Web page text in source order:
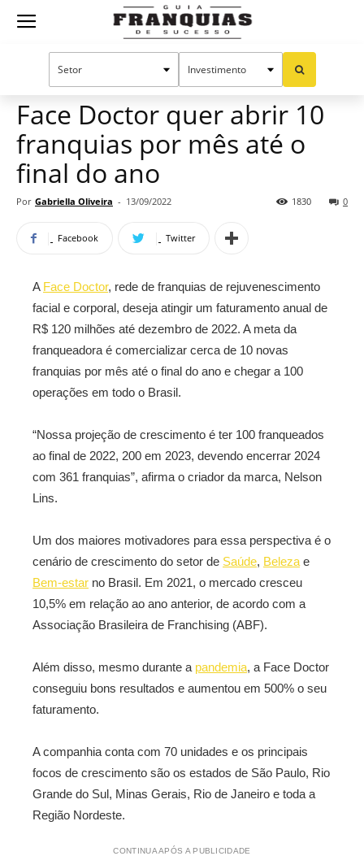
Guia
Mercado de franquias
Face Doctor quer abrir 10
franquias por mês até o
final do ano
Por Gabriella Oliveira - 13/09/2022 0
1830
Facebook Twitter
A Face Doctor, rede de franquias de rejuvenescimento
facial e corporal, deseja atingir um faturamento anual de
R$ 120 milhões até dezembro de 2022. A meta da
franqueadora é comercializar cerca de 10 novas
franquias por mês até o final do ano e chegar a 100
operações em todo o Brasil.
“Nossa projeção de crescimento é ter 100 franqueados
ao final de 2022, 200 em 2023, devendo encerrar 2024
com 361 franquias”, afirma o criador da marca, Nelson
Lins.
Um dos maiores motivadores para essa perspectiva é o
cenário de crescimento do setor de Saúde, Beleza e
Bem-estar no Brasil. Em 2021, o mercado cresceu
10,5% em relação ao ano anterior, de acordo com a
Associação Brasileira de Franchising (ABF).
Além disso, mesmo durante a pandemia, a Face Doctor
conseguiu bons resultados e aumentou em 500% o seu
faturamento.
A companhia conta com 70 unidades e os principais
focos de crescimento são os estados de São Paulo, Rio
Grande do Sul, Minas Gerais, Rio de Janeiro e toda a
Região Nordeste.
CONTINUA APÓS A PUBLICIDADE